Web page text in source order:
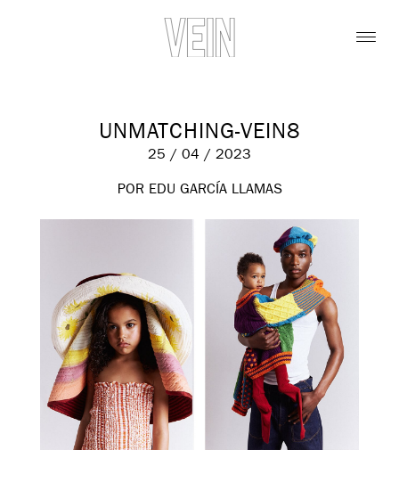
UNMATCHING-VEIN8
25 / 04 / 2023
POR EDU GARCÍA LLAMAS